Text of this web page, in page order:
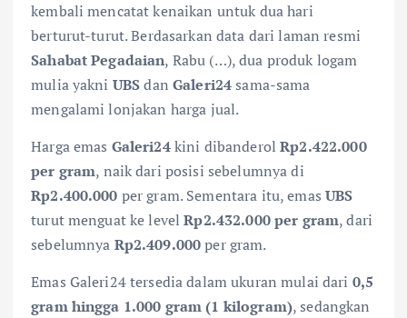
kembali mencatat kenaikan untuk dua hari
berturut-turut. Berdasarkan data dari laman resmi
Sahabat Pegadaian, Rabu (…), dua produk logam
mulia yakni UBSdan Galeri24sama-sama
mengalami lonjakan harga jual.
Harga emas Galeri24kini dibanderolRp2.422.000
per gram, naik dari posisi sebelumnya di
Rp2.400.000 per gram. Sementara itu, emasUBS
turut menguat ke levelRp2.432.000 per gram, dari
sebelumnya Rp2.409.000per gram.
Emas Galeri24 tersedia dalam ukuran mulai dari 0,5
gram hingga 1.000 gram (1 kilogram), sedangkan